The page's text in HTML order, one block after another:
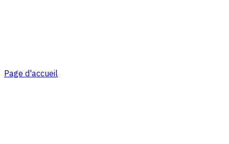
Page d'accueil